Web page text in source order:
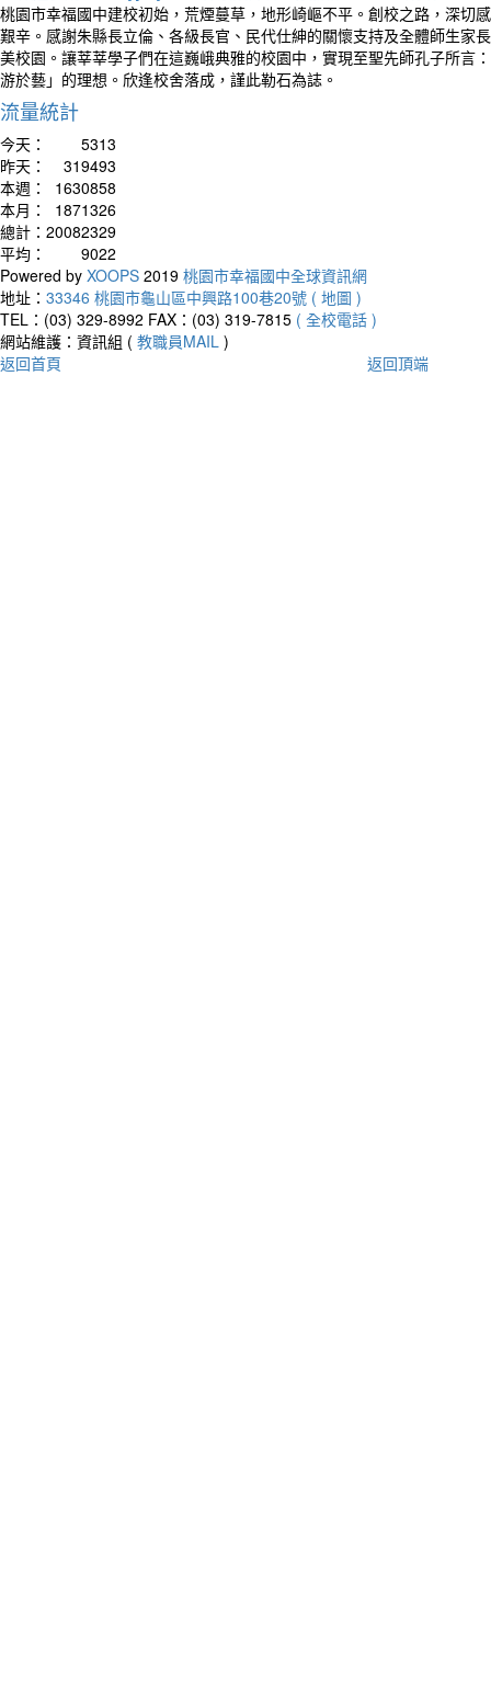
桃園市幸福國中建校初始，荒煙蔓草，地形崎嶇不平。創校之路，深切
艱辛。感謝朱縣長立倫、各級長官、民代仕紳的關懷支持及全體師生家
美校園。讓莘莘學子們在這巍峨典雅的校園中，實現至聖先師孔子所言
游於藝」的理想。欣逢校舍落成，謹此勒石為誌。
流量統計
今天：
5313
昨天：
319493
本週：
1630858
本月：
1871326
總計： 20082329
平均：
9022
Powered by XOOPS 2019 桃園市幸福國中全球資訊網
地址： 33346 桃園市龜山區中興路100巷20號 ( 地圖 )
TEL：(03) 329-8992 FAX：(03) 319-7815 ( 全校電話 )
網站維護：資訊組 ( 教職員MAIL )
返回首頁
返回頂端